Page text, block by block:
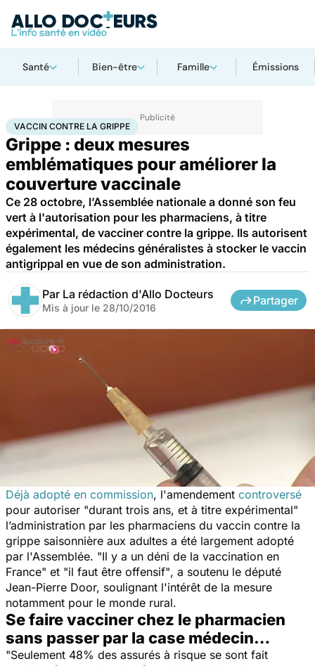
Santé Bien-être Famille Émissions
AccueilSantéMédicamentsVaccin contre la grippe
VACCIN CONTRE LA GRIPPE
Grippe : deux mesures
emblématiques pour améliorer la
couverture vaccinale
Ce 28 octobre, l’Assemblée nationale a donné son feu
vert à l'autorisation pour les pharmaciens, à titre
expérimental, de vacciner contre la grippe. Ils autorisent
également les médecins généralistes à stocker le vaccin
antigrippal en vue de son administration.
Par La rédaction d'Allo Docteurs
Mis à jour le 28/10/2016
Partager
Déjà adopté en commission, l'amendement controversé
pour autoriser "durant trois ans, et à titre expérimental"
l’administration par les pharmaciens du vaccin contre la
grippe saisonnière aux adultes a été largement adopté
par l'Assemblée. "Il y a un déni de la vaccination en
France" et "il faut être offensif", a soutenu le député
Jean-Pierre Door, soulignant l'intérêt de la mesure
notamment pour le monde rural.
Se faire vacciner chez le pharmacien
sans passer par la case médecin…
"Seulement 48% des assurés à risque se sont fait